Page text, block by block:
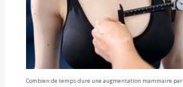
Combien de temps dure une augmentation mammaire